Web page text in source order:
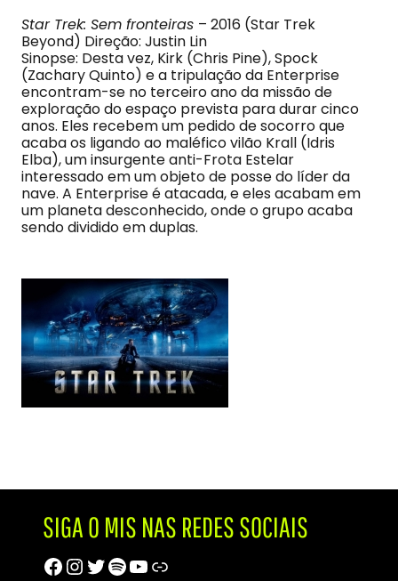
Star Trek: Sem fronteiras – 2016 (Star Trek
Beyond) Direção: Justin Lin
Sinopse: Desta vez, Kirk (Chris Pine), Spock
(Zachary Quinto) e a tripulação da Enterprise
encontram-se no terceiro ano da missão de
exploração do espaço prevista para durar cinco
anos. Eles recebem um pedido de socorro que
acaba os ligando ao maléfico vilão Krall (Idris
Elba), um insurgente anti-Frota Estelar
interessado em um objeto de posse do líder da
nave. A Enterprise é atacada, e eles acabam em
um planeta desconhecido, onde o grupo acaba
sendo dividido em duplas.
SIGA O MIS NAS REDES SOCIAIS
Facebook
Instagram
Twitter
Spotify
Youtube
Trip Advisor